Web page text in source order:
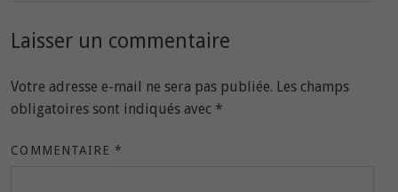
Laisser un commentaire
Votre adresse e-mail ne sera pas publiée. Les champs
obligatoires sont indiqués avec *
COMMENTAIRE*